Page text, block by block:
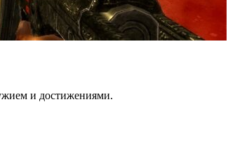
и достижениями.